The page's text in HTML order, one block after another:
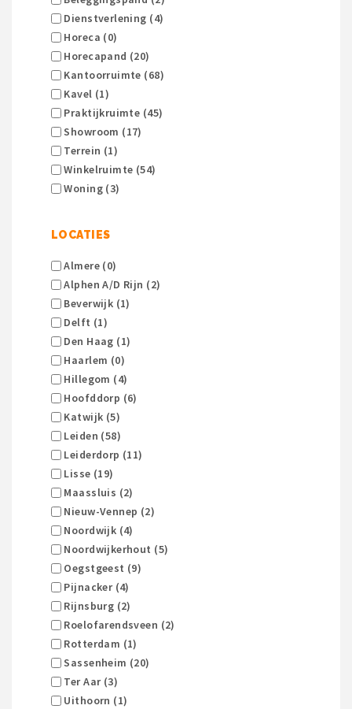
Dienstverlening (4)
Horeca (0)
Horecapand (20)
Kantoorruimte (68)
Kavel (1)
Praktijkruimte (45)
Showroom (17)
Terrein (1)
Winkelruimte (54)
Woning (3)
LOCATIES
Almere (0)
Alphen A/d Rijn (2)
Beverwijk (1)
Delft (1)
Den Haag (1)
Haarlem (0)
Hillegom (4)
Hoofddorp (6)
Katwijk (5)
Leiden (58)
Leiderdorp (11)
Lisse (19)
Maassluis (2)
Nieuw-Vennep (2)
Noordwijk (4)
Noordwijkerhout (5)
Oegstgeest (9)
Pijnacker (4)
Rijnsburg (2)
Roelofarendsveen (2)
Rotterdam (1)
Sassenheim (20)
Ter Aar (3)
Uithoorn (1)